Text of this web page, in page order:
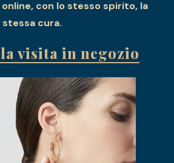
con lo stesso spirito, la
stessa cura.
visita in negozio